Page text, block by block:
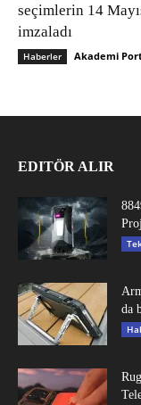
seçimlerin 14
imzaladı
Haberler Akademi
EDITÖR ALIR
da